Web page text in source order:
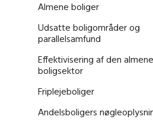
Almene boliger
Udsatte boligområder og
parallelsamfund
Effektivisering af den almene
boligsektor
Friplejeboliger
Andelsboligers